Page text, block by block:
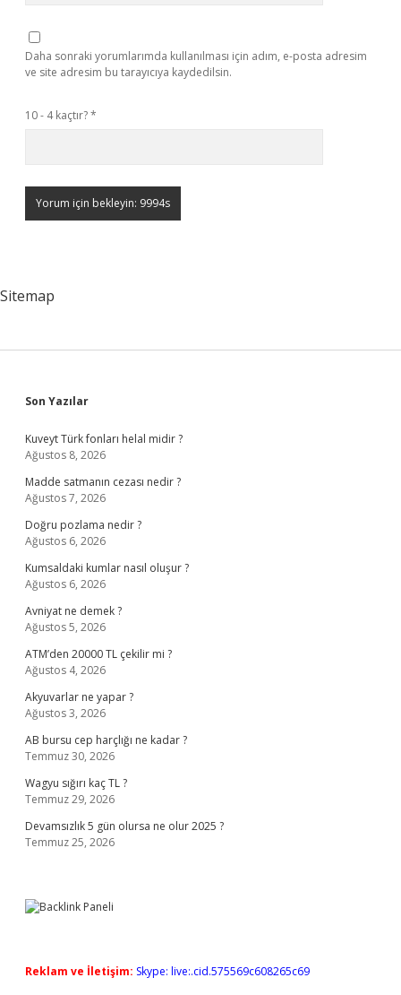
Daha sonraki yorumlarımda kullanılması için adım, e-posta adresim
ve site adresim bu tarayıcıya kaydedilsin.
10 - 4 kaçtır?*
Sitemap
Sidebar
Son Yazılar
Kuveyt Türk fonları helal midir ?
Ağustos 8, 2026
Madde satmanın cezası nedir ?
Ağustos 7, 2026
Doğru pozlama nedir ?
Ağustos 6, 2026
Kumsaldaki kumlar nasıl oluşur ?
Ağustos 6, 2026
Avniyat ne demek ?
Ağustos 5, 2026
ATM’den 20000 TL çekilir mi ?
Ağustos 4, 2026
Akyuvarlar ne yapar ?
Ağustos 3, 2026
AB bursu cep harçlığı ne kadar ?
Temmuz 30, 2026
Wagyu sığırı kaç TL ?
Temmuz 29, 2026
Devamsızlık 5 gün olursa ne olur 2025 ?
Temmuz 25, 2026
Reklam ve İletişim: Skype: live:.cid.575569c608265c69